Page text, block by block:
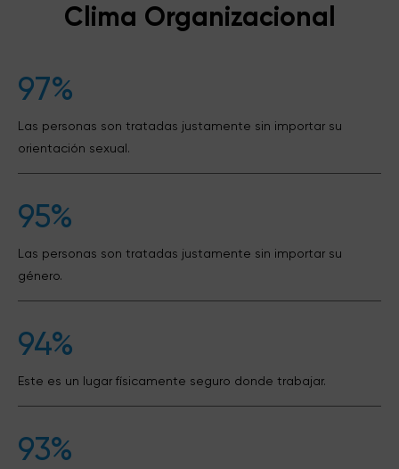
Clima Organizacional
97%
Las personas son tratadas justamente sin importar su
orientación sexual.
95%
Las personas son tratadas justamente sin importar su
género.
94%
Este es un lugar físicamente seguro donde trabajar.
93%